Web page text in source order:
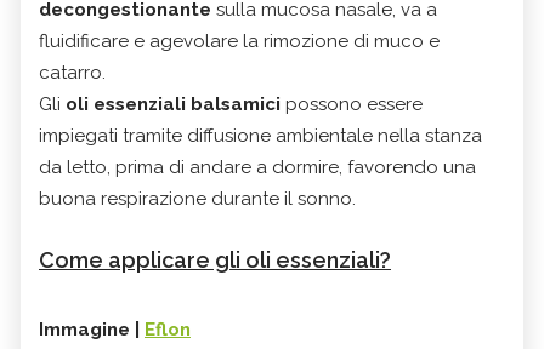
decongestionante sulla mucosa nasale, va a
fluidificare e agevolare la rimozione di muco e
catarro.
Gli oli essenziali balsamici possono essere
impiegati tramite diffusione ambientale nella stanza
da letto, prima di andare a dormire, favorendo una
buona respirazione durante il sonno.
Come applicare gli oli essenziali?
Immagine | Eflon